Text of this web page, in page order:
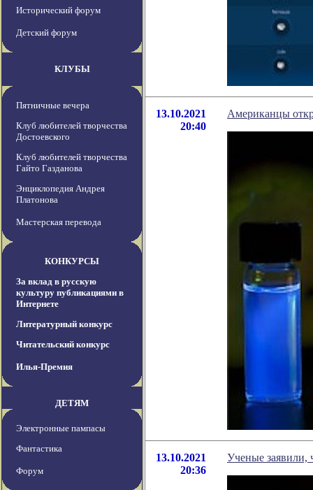
Исторический форум
Детский форум
КЛУБЫ
Пятничные вечера
Клуб любителей творчества
Достоевского
Клуб любителей творчества
Гайто Газданова
Энциклопедия Андрея
Платонова
Мастерская перевода
КОНКУРСЫ
За вклад в русскую
культуру публикациями в
Интернете
Литературный конкурс
Читательский конкурс
Илья-Премия
ДЕТЯМ
Электронные пампасы
Фантастика
Форум
13.10.2021
20:40
Американцы
13.10.2021
20:36
Ученые заявили,